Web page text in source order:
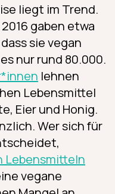
liegt im Trend.
gaben etwa
sie vegan
nur rund 80.000.
lehnen
Lebensmittel
Eier und Honig.
Wer sich für
Lebensmitteln
vegane